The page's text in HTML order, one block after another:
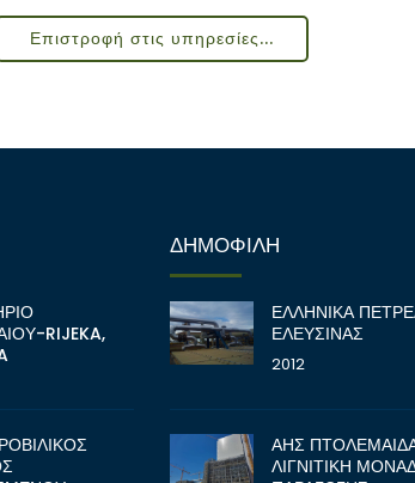
Επιστροφή στις υπηρεσίες...
RIJEKA,
ΔΗΜΟΦΙΛΗ
ΕΛΛΗΝΙΚΑ
ΕΛΕΥΣΙΝΑΣ
2012
ΑΗΣ
ΛΙΓΝΙΤΙΚΗ